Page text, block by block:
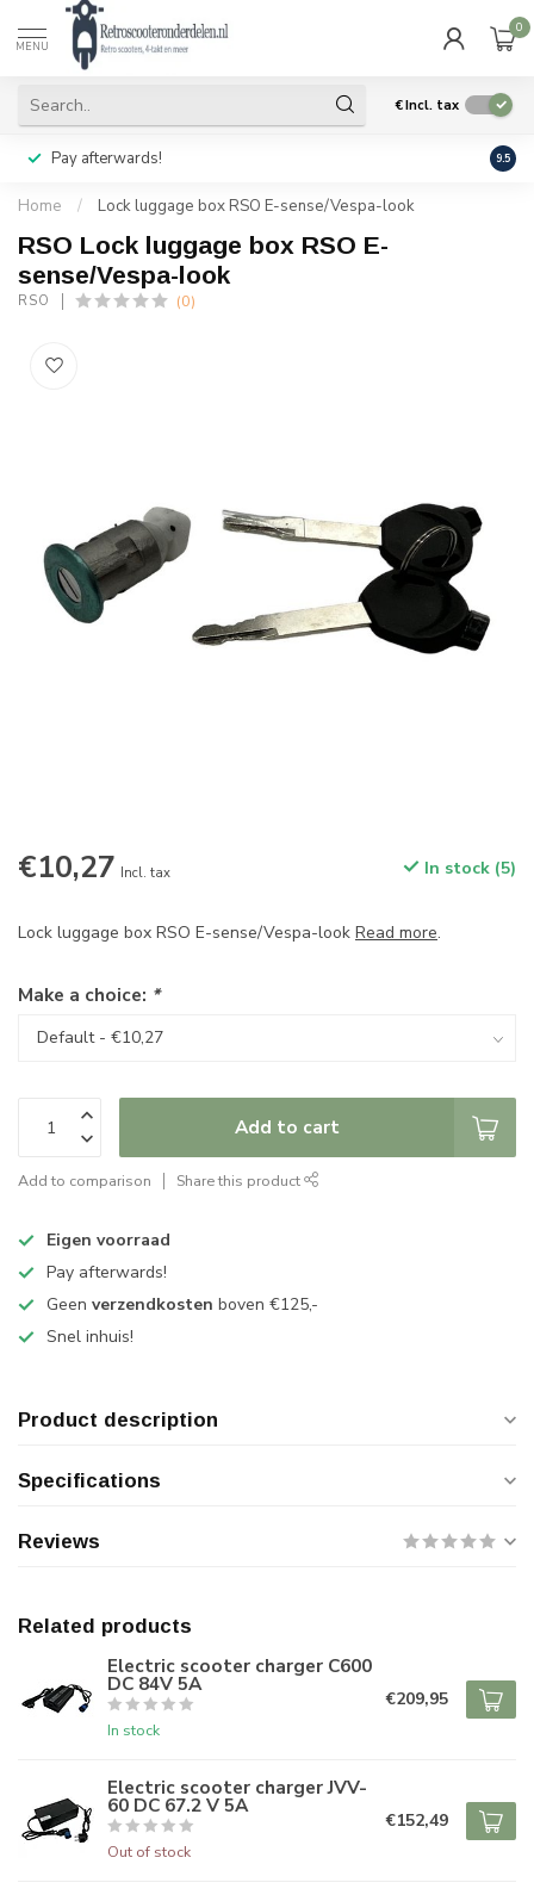
MENU
0
€Incl. tax
Pay afterwards! Geen
9.5
Home / Lock luggage box RSO E-sense/Vespa-look
RSO Lock luggage box RSO E-
sense/Vespa-look
RSO (0)
€10,27 Incl. tax In stock (5)
Lock luggage box RSO E-sense/Vespa-look Read more.
Make a choice: *
Add to cart
Add to comparison Share this product
Eigen voorraad
Pay afterwards!
Geen verzendkosten boven €125,-
Snel inhuis!
Product description
Specifications
Reviews
Related products
Electric scooter charger C600
DC 84V 5A
In stock
€209,95
Electric scooter charger JVV-
60 DC 67.2 V 5A
Out of stock
€152,49